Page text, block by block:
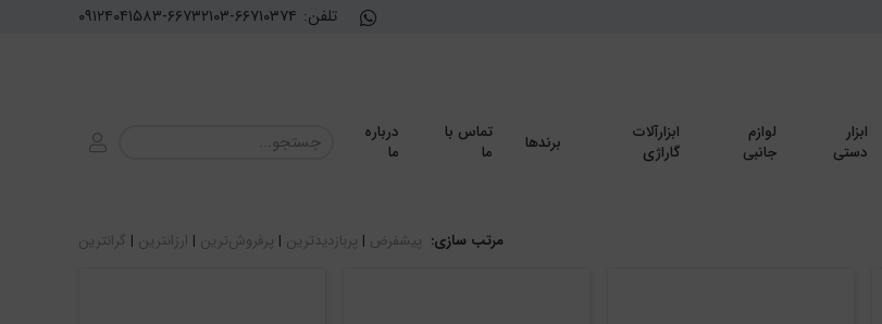
تلفن: ۰۹۱۲۴۰۴۱۵۸۳-۶۶۷۳۲۱۰۳-۶۶۷۱۰۳۷۴
ابزار
دستی
لوازم
جانبی
ابزارآلات
گاراژی
برندها
تماس با
ما
درباره
ما
مرتب سازی: پیشفرض | پربازدیدترین | پرفروش‌ترین | ارزانترین | گرانترین